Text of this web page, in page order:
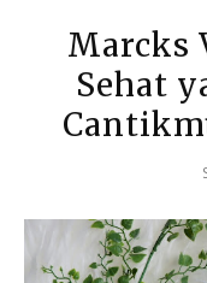
Marcks
Sehat